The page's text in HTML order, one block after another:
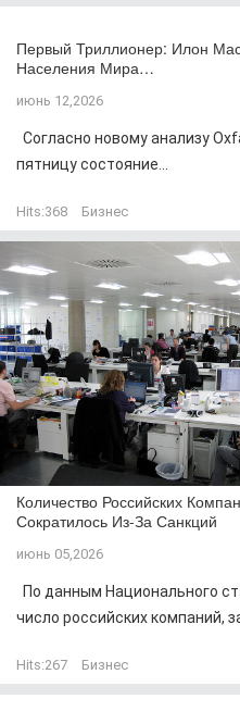
Первый Триллионер: Илон
Населения Мира…
июнь 12,2026
Согласно новому анализу
пятницу состояние...
Hits:368 Бизнес
Количество Российских
Сократилось Из-За Санкций
июнь 05,2026
По данным Национального
число российских компаний,
Hits:267 Бизнес